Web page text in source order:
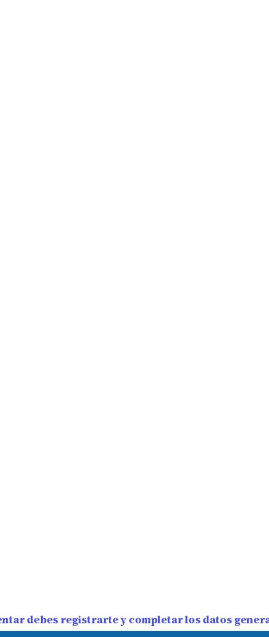
debes registrarte y completar los datos